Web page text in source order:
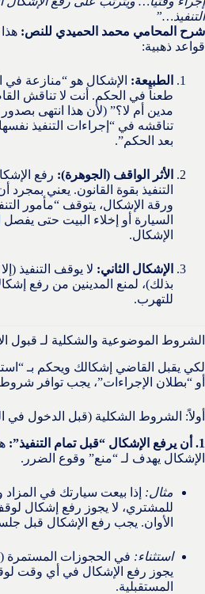
التنفيذ…”
شرح المحامي محمد الحميدي للنص:
قواعد ذهبية:
الطبيعة: الإشكال هو “منازعة في
طعناً في الحكم. أنت لا تناقش
مدين أم لا؟” (لأن هذا انتهى
تناقشه في “إجراءات التنفيذ
بعد الحكم”.
الأثر الواقف (الجوهرة): رفع
التنفيذ بقوة القانون. يعني
ورقة الإشكال، يتوقف “مأمور
السيارة أو إخلاء البيت حتى
الإشكال.
الإشكال الثاني: لا يوقف التنفيذ
بذلك)، لمنع المدينين من رفع
للتهرب.
الشروط الموضوعية والشكلية لـ قبول
لكي يقبل القاضي إشكالك ويحكم بـ
أو “بطلان الإجراءات”، يجب توافر
أولاً: الشروط الشكلية (قبل الدخول في
1. أن يرفع الإشكال “قبل تمام التنفيذ”:
الإشكال يهدف لـ “منع” وقوع الضرر.
مثال: إذا بيعت سيارتك في المزاد
للمشتري، لا يجوز رفع إشكال
الأوان. يجب رفع الإشكال قبل
استثناء: في الحجوزات المستمرة
يجوز رفع الإشكال في أي وقت
المستقبلية.